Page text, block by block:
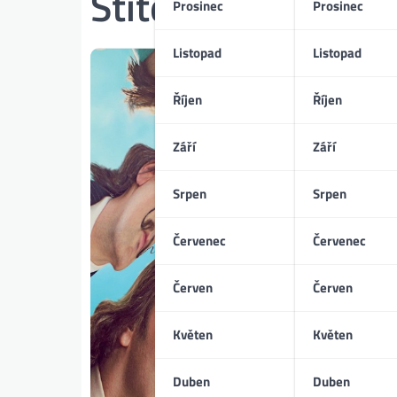
Prosinec
Listopad
Říjen
Září
Srpen
Červenec
Červen
Květen
Duben
Prosinec
Listopad
Říjen
Září
Srpen
Červenec
Červen
Květen
Duben